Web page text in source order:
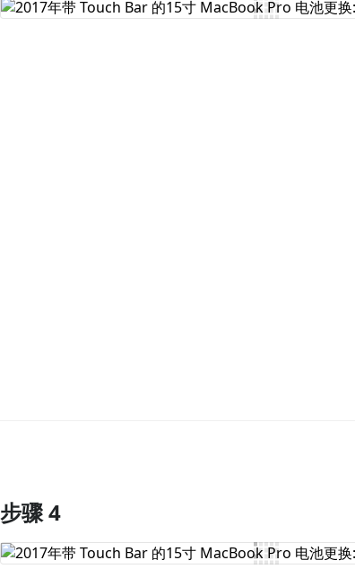
添加评论
步骤 4